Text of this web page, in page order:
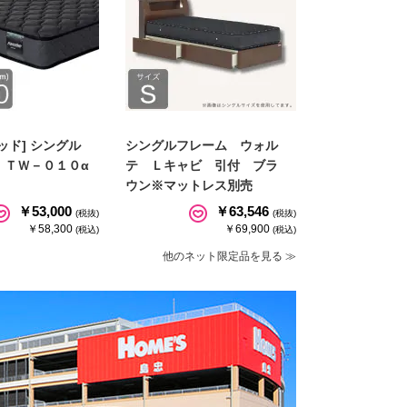
ド] シングル
Ｗ－０１０α
￥53,000 (税抜)
￥58,300 (税込)
シングルフレーム ウォル
テ Ｌキャビ 引付 ブラ
ウン※マットレス別売
￥63,546 (税抜)
￥69,900 (税込)
他のネット限定品を見る ≫